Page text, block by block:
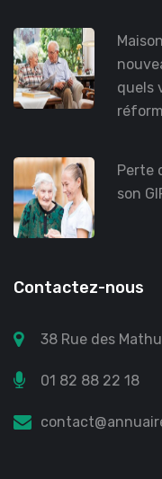
quels
Perte
son
Contactez-nous
38 Rue des
01 82 88 22 18